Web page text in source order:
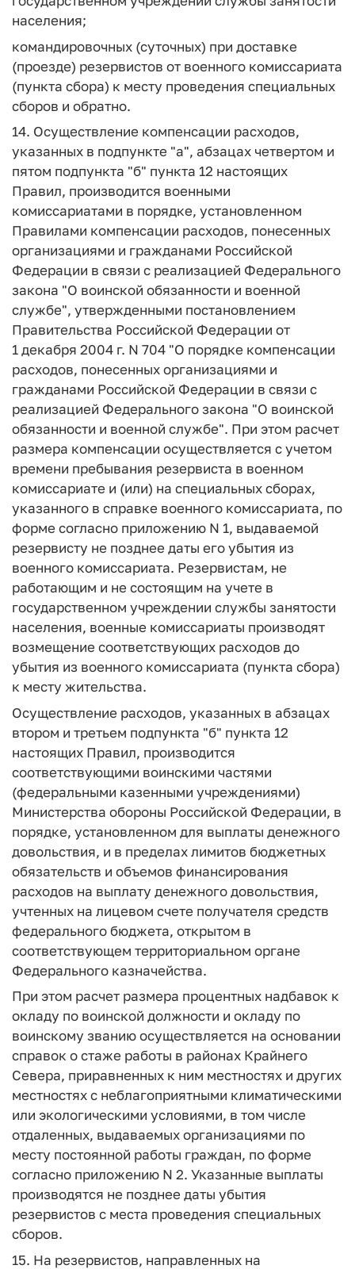
населения;
командировочных (суточных) при доставке
(проезде) резервистов от военного комиссариата
(пункта сбора) к месту проведения специальных
сборов и обратно.
14. Осуществление компенсации расходов,
указанных в подпункте "а", абзацах четвертом и
пятом подпункта "б" пункта 12 настоящих
Правил, производится военными
комиссариатами в порядке, установленном
Правилами компенсации расходов, понесенных
организациями и гражданами Российской
Федерации в связи с реализацией Федерального
закона "О воинской обязанности и военной
службе", утвержденными постановлением
Правительства Российской Федерации от
1 декабря 2004 г. N 704 "О порядке компенсации
расходов, понесенных организациями и
гражданами Российской Федерации в связи с
реализацией Федерального закона "О воинской
обязанности и военной службе". При этом расчет
размера компенсации осуществляется с учетом
времени пребывания резервиста в военном
комиссариате и (или) на специальных сборах,
указанного в справке военного комиссариата, по
форме согласно приложению N 1, выдаваемой
резервисту не позднее даты его убытия из
военного комиссариата. Резервистам, не
работающим и не состоящим на учете в
государственном учреждении службы занятости
населения, военные комиссариаты производят
возмещение соответствующих расходов до
убытия из военного комиссариата (пункта сбора)
к месту жительства.
Осуществление расходов, указанных в абзацах
втором и третьем подпункта "б" пункта 12
настоящих Правил, производится
соответствующими воинскими частями
(федеральными казенными учреждениями)
Министерства обороны Российской Федерации, в
порядке, установленном для выплаты денежного
довольствия, и в пределах лимитов бюджетных
обязательств и объемов финансирования
расходов на выплату денежного довольствия,
учтенных на лицевом счете получателя средств
федерального бюджета, открытом в
соответствующем территориальном органе
Федерального казначейства.
При этом расчет размера процентных надбавок к
окладу по воинской должности и окладу по
воинскому званию осуществляется на основании
справок о стаже работы в районах Крайнего
Севера, приравненных к ним местностях и других
местностях с неблагоприятными климатическими
или экологическими условиями, в том числе
отдаленных, выдаваемых организациями по
месту постоянной работы граждан, по форме
согласно приложению N 2. Указанные выплаты
производятся не позднее даты убытия
резервистов с места проведения специальных
сборов.
15. На резервистов, направленных на